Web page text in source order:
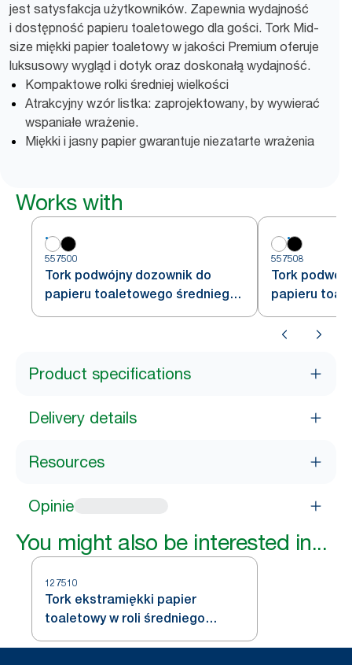
jest satysfakcja użytkowników. Zapewnia wydajność
i dostępność papieru toaletowego dla gości. Tork Mid-
size miękki papier toaletowy w jakości Premium oferuje
luksusowy wygląd i dotyk oraz doskonałą wydajność.
Kompaktowe rolki średniej wielkości
Atrakcyjny wzór listka: zaprojektowany, by wywierać
wspaniałe wrażenie.
Miękki i jasny papier gwarantuje niezatarte wrażenia
Works with
557500
Tork podwójny dozownik do
papieru toaletowego średniego
rozmiaru, biały, T6
557508
Tork
papieru
czarny, T6
Product specifications
Delivery details
Resources
Opinie
You might also be interested in...
127510
Tork ekstramiękki papier
toaletowy w roli średniego
rozmiaru, biały T6